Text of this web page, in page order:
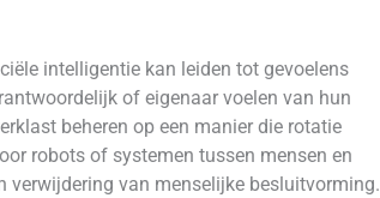
intelligentie kan leiden tot gevoelens
of eigenaar voelen van hun
beheren op een manier die rotatie
robots of systemen tussen mensen en
verwijdering van menselijke besluitvorming.